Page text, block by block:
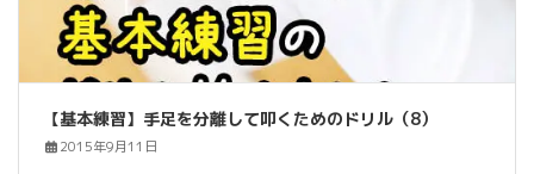
【基本練習】手足を分離して叩くためのドリル（8）
2015年9月11日